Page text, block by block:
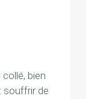
bien
souffrir de